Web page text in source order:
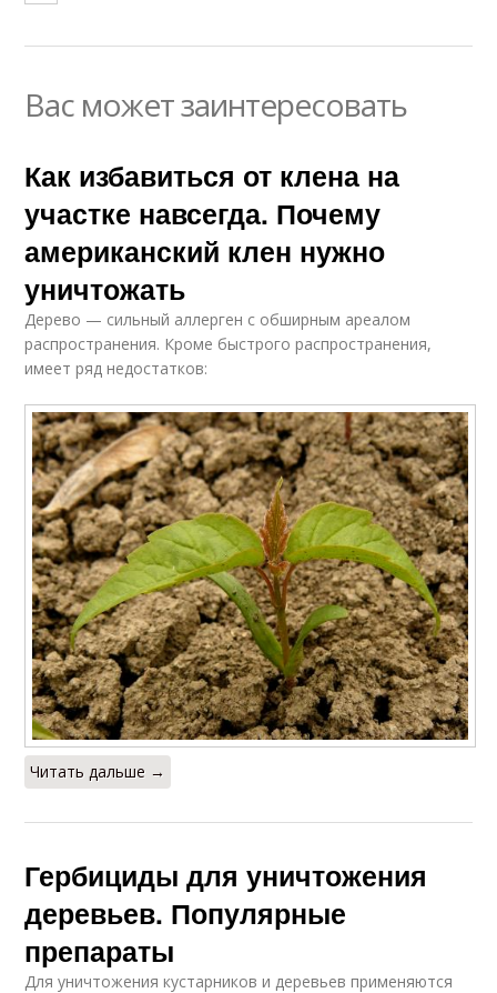
Вас может заинтересовать
Как избавиться от клена на
участке навсегда. Почему
американский клен нужно
уничтожать
Дерево — сильный аллерген с обширным ареалом
распространения. Кроме быстрого распространения,
имеет ряд недостатков:
Читать дальше →
Гербициды для уничтожения
деревьев. Популярные
препараты
Для уничтожения кустарников и деревьев применяются